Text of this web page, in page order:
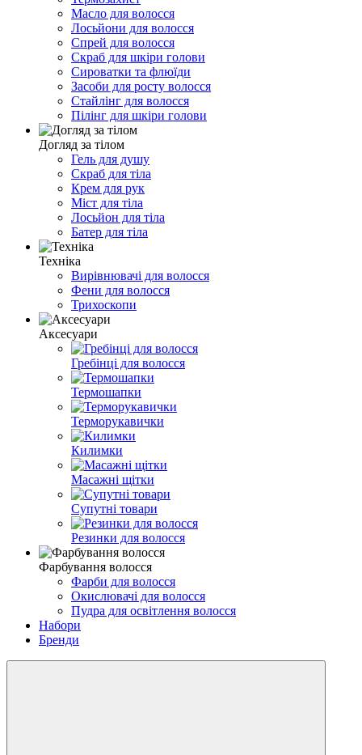
Масло для волосся
Лосьйони для волосся
Спрей для волосся
Скраб для шкіри голови
Сироватки та флюїди
Засоби для росту волосся
Стайлінг для волосся
Пілінг для шкіри голови
Догляд за тілом
Гель для душу
Скраб для тіла
Крем для рук
Міст для тіла
Лосьйон для тіла
Батер для тіла
Техніка
Вирівнювачі для волосся
Фени для волосся
Трихоскопи
Аксесуари
Гребінці для волосся
Термошапки
Терморукавички
Килимки
Масажні щітки
Супутні товари
Резинки для волосся
Фарбування волосся
Фарби для волосся
Окислювачі для волосся
Пудра для освітлення волосся
Набори
Бренди